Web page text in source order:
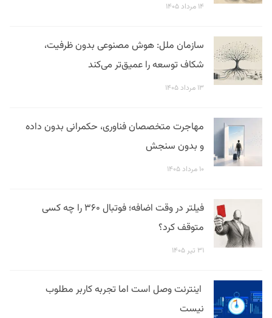
۱۴ مرداد ۱۴۰۵
سازمان ملل: هوش مصنوعی بدون ظرفیت،
شکاف توسعه را عمیق‌تر می‌کند
۱۳ مرداد ۱۴۰۵
مهاجرت متخصصان فناوری، حکمرانی بدون داده
و بدون سنجش
۱۰ مرداد ۱۴۰۵
فیلتر در وقت اضافه؛ فوتبال ۳۶۰ را چه کسی
متوقف کرد؟
۳۱ تیر ۱۴۰۵
اینترنت وصل است اما تجربه کاربر مطلوب
نیست